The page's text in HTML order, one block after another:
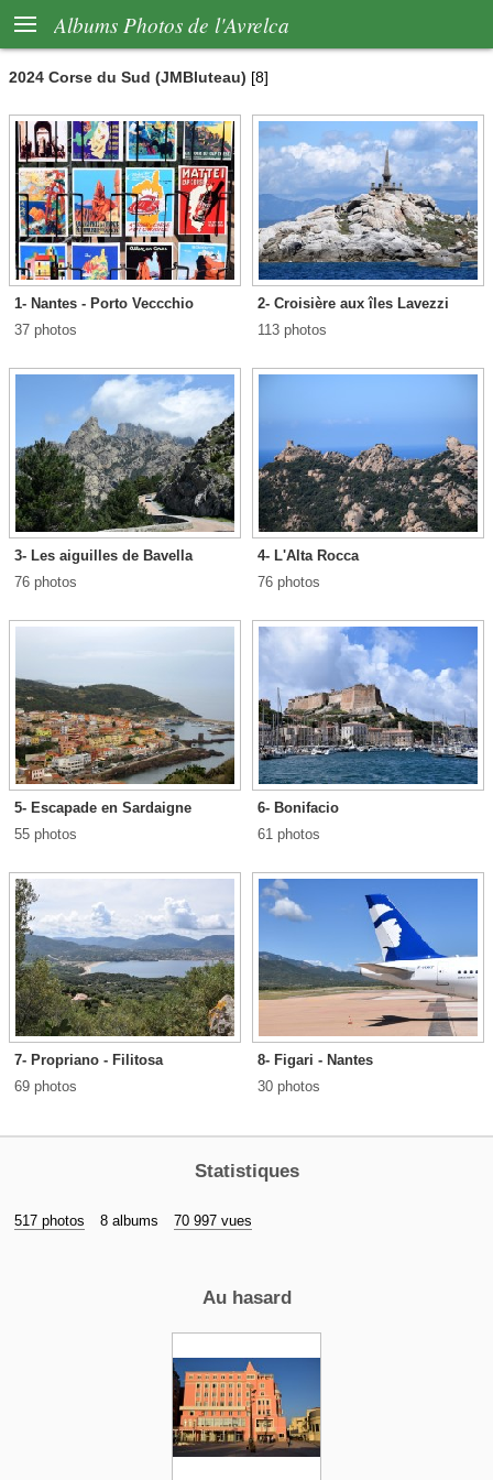
 Albums Photos de l'Avrelca
2024 Corse du Sud (JMBluteau) [8]
1- Nantes - Porto Veccchio
37 photos
2- Croisière aux îles Lavezzi
113 photos
3- Les aiguilles de Bavella
76 photos
4- L'Alta Rocca
76 photos
5- Escapade en Sardaigne
55 photos
6- Bonifacio
61 photos
7- Propriano - Filitosa
69 photos
8- Figari - Nantes
30 photos
Statistiques
517 photos 8 albums 70 997 vues
Au hasard